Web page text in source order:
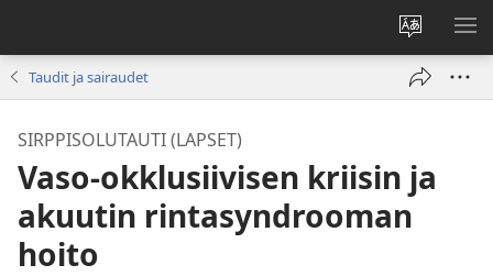
Vaihda
sivuston
kieli
Taudit ja sairaudet
SIRPPISOLUTAUTI (LAPSET)
Vaso-okklusiivisen kriisin ja
akuutin rintasyndrooman
hoito